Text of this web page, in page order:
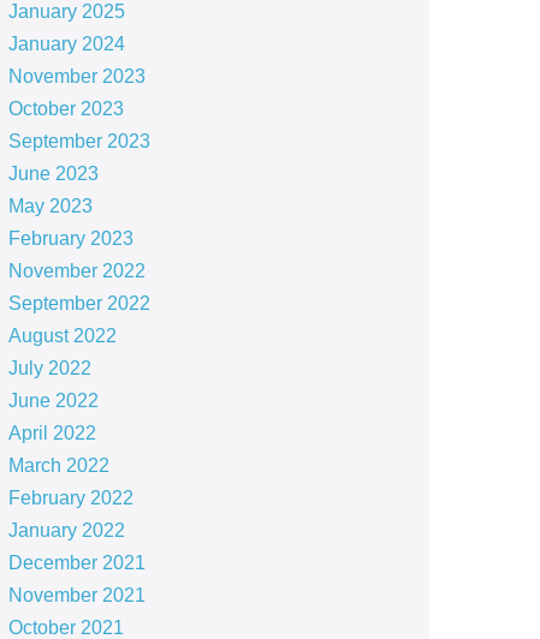
January 2025
January 2024
November 2023
October 2023
September 2023
June 2023
May 2023
February 2023
November 2022
September 2022
August 2022
July 2022
June 2022
April 2022
March 2022
February 2022
January 2022
December 2021
November 2021
October 2021